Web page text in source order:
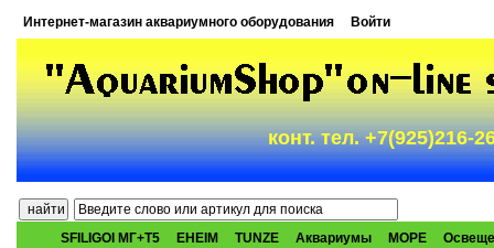
Интернет-магазин аквариумного оборудования Войти
конт. тел. +7(925)216-
SFILIGOI МГ+Т5 EHEIM TUNZE Аквариумы МОРЕ